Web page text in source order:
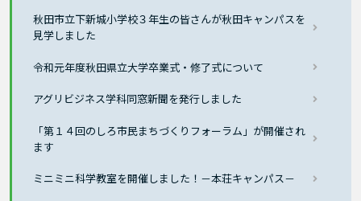
秋田市立下新城小学校３年生の皆さんが秋田キャンパスを
見学しました
令和元年度秋田県立大学卒業式・修了式について
アグリビジネス学科同窓新聞を発行しました
「第１４回のしろ市民まちづくりフォーラム」が開催され
ます
ミニミニ科学教室を開催しました！－本荘キャンパス－